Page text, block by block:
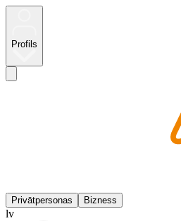
Profils
Privātpersonas Bizness
lv